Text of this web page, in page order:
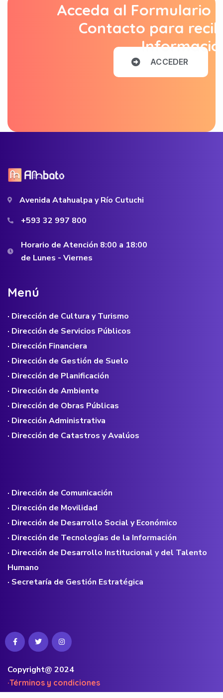
Acceda al Formulario
Contacto para
ACCEDER
Avenida Atahualpa y Río Cutuchi
+593 32 997 800
Horario de Atención 8:00 a 18:00
de Lunes - Viernes
Menú
· Dirección de Cultura y Turismo
· Dirección de Servicios Públicos
· Dirección Financiera
· Dirección de Gestión de Suelo
· Dirección de Planificación
· Dirección de Ambiente
· Dirección de Obras Públicas
· Dirección Administrativa
· Dirección de Catastros y Avalúos
· Dirección de Comunicación
· Dirección de Movilidad
· Dirección de Desarrollo Social y Económico
· Dirección de Tecnologías de la Información
· Dirección de Desarrollo Institucional y del Talento
Humano
· Secretaría de Gestión Estratégica
Copyright@ 2024
·Términos y condiciones